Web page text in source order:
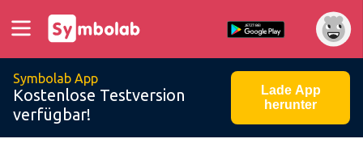
Symbolab App
Kostenlose Testversion
verfügbar!
Lade App
herunter